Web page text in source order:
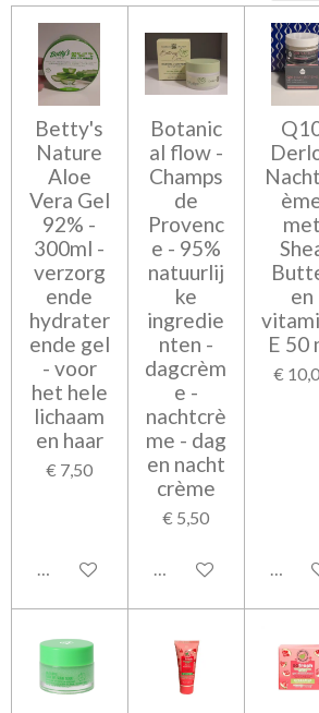
Betty's
Nature
Aloe
Vera Gel
92% -
300ml -
verzorg
ende
hydrater
ende gel
- voor
het hele
lichaam
en haar
€ 7,50
Bekijk details
Botanic
al flow -
Champs
de
Provenc
e - 95%
natuurlij
ke
ingredie
nten -
dagcrèm
e -
nachtcrè
me - dag
en nacht
crème
€ 5,50
Bekijk details
met
en
E 50
€
Bekijk